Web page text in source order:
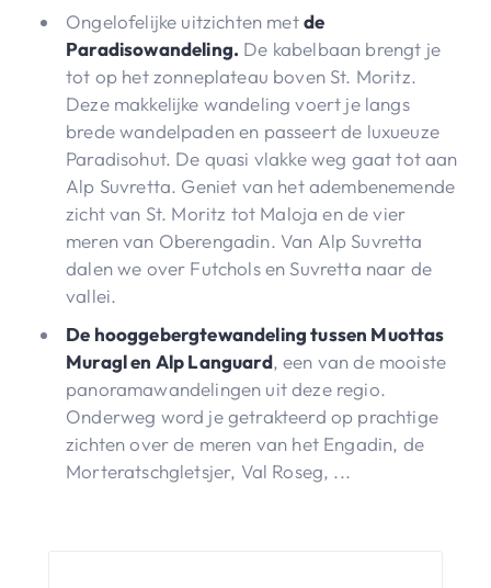
Ongelofelijke uitzichten metde
Paradisowandeling. De kabelbaan brengt je
tot op het zonneplateau boven St. Moritz.
Deze makkelijke wandeling voert je langs
brede wandelpaden en passeert de luxueuze
Paradisohut. De quasi vlakke weg gaat tot aan
Alp Suvretta. Geniet van het adembenemende
zicht van St. Moritz tot Maloja en de vier
meren van Oberengadin. Van Alp Suvretta
dalen we over Futchols en Suvretta naar de
vallei.
De hooggebergtewandeling tussen Muottas
Muragl en Alp Languard, een van de mooiste
panoramawandelingen uit deze regio.
Onderweg word je getrakteerd op prachtige
zichten over de meren van het Engadin, de
Morteratschgletsjer, Val Roseg, ...